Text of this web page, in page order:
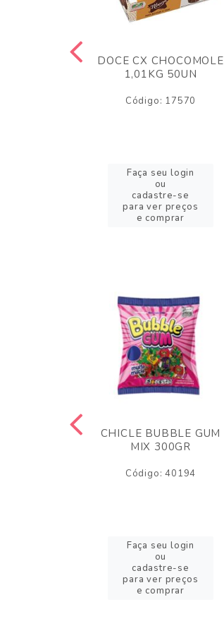
DOCE CX CHOCOMOLE
1,01KG 50UN
Código: 17570
Faça seu login
ou
cadastre-se
para ver preços
e comprar
CHICLE BUBBLE GUM
MIX 300GR
Código: 40194
Faça seu login
ou
cadastre-se
para ver preços
e comprar